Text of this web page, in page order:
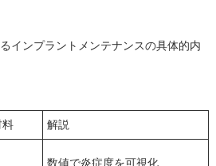
インプラントメンテナンスの具体的内
料 解説
数値で炎症度を可視化